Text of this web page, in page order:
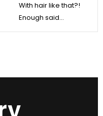
With hair like that?!
Enough said…